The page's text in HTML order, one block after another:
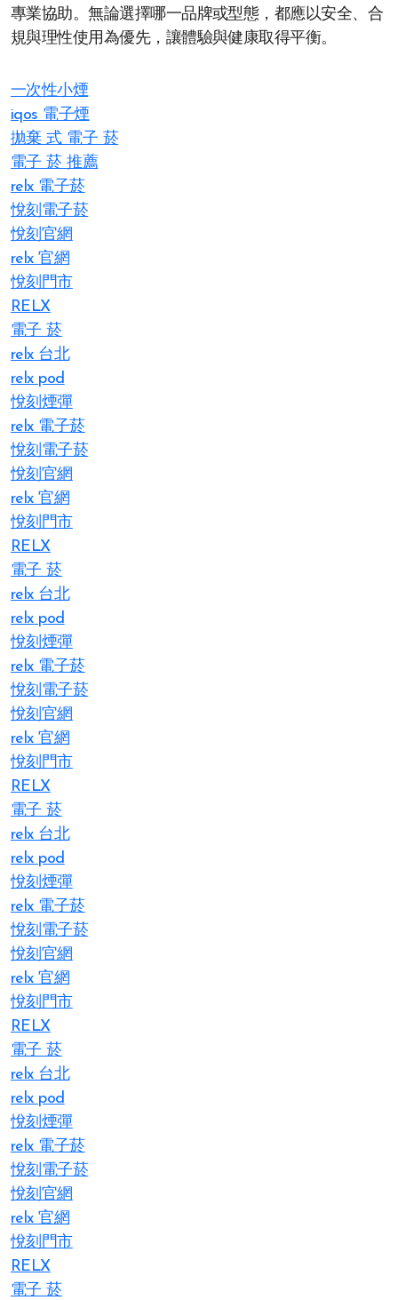
專業協助。無論選擇哪一品牌或型態，都應以安全、合
規與理性使用為優先，讓體驗與健康取得平衡。
一次性小煙
iqos 電子煙​
拋棄 式 電子 菸​
電子 菸 推薦
relx 電子菸
悅刻電子菸
悅刻官網
relx 官網
悅刻門市
RELX
電子 菸
relx 台北
relx pod
悅刻煙彈
relx 電子菸
悅刻電子菸
悅刻官網
relx 官網
悅刻門市
RELX
電子 菸
relx 台北
relx pod
悅刻煙彈
relx 電子菸
悅刻電子菸
悅刻官網
relx 官網
悅刻門市
RELX
電子 菸
relx 台北
relx pod
悅刻煙彈
relx 電子菸
悅刻電子菸
悅刻官網
relx 官網
悅刻門市
RELX
電子 菸
relx 台北
relx pod
悅刻煙彈
relx 電子菸
悅刻電子菸
悅刻官網
relx 官網
悅刻門市
RELX
電子 菸